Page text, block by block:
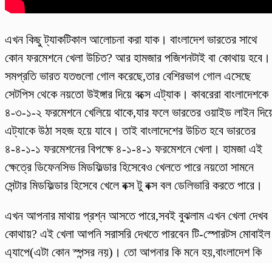
এখন কিছু ট্যাকটিকাল আলোচনা করা যাক। বাংলাদেশ ভারতের সাথে
কোন ফরমেশনে খেলা উচিত? আর হামজার পজিশনটাই বা কোথায় হবে।
সমপ্রতি ভারত যতগুলো গোল করেছে,তার বেশিরভাগ গোল এসেছে
সেটপিস থেকে নয়তো উইঙ্গার দিয়ে বক্সে এট্যাক। কাবরেরা বাংলাদেশকে
৪-৩-১-২ ফরমেশনে খেলিয়ে থাকে,যার ফলে ভারতের ওয়াইড লাইন
এট্যাকে উঠা সহজ হয়ে যাবে। তাই বাংলাদেশের উচিত হবে ভারতের
৪-৪-১-১ ফরমেশনের বিপক্ষে ৪-১-৪-১ ফরমেশনে খেলা। হামজা এই
ক্ষেত্রে ডিফেনসিভ মিডফিল্ডার হিসেবেও খেলতে পারে নয়তো সামনে
সেন্টার মিডফিল্ডার হিসেবে খেলে বক্স টু বক্স বল ডেলিভারি করতে পারে।
এখন আপনার মাথায় প্রশ্ন আসতে পারে,সবই বুঝলাম এখন খেলা দেখব
কোথায়? এই খেলা আপনি সরাসরি দেখতে পারবেন টি-স্পোরটস মোবাইল
এ্যাপে(এটা কোন স্পন্সর নয়)। তো আপনার কি মনে হয়,বাংলাদেশ কি